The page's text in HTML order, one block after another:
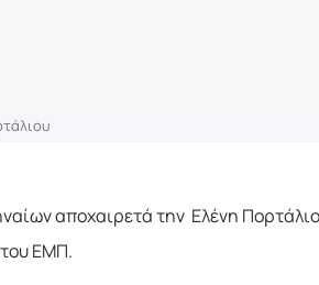
αποχαιρετά την Ελένη
ΕΜΠ.